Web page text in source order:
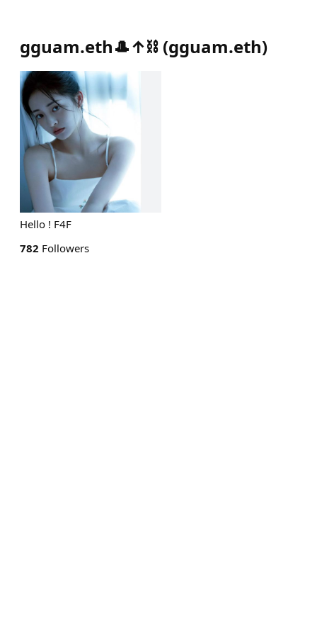
gguam.eth🎩↑⛓️ (gguam.eth)
Hello ! F4F
782 Followers